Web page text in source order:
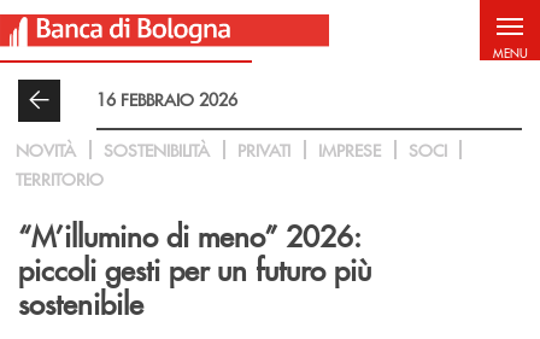
Salta al contenuto principale
MENU
16 FEBBRAIO 2026
NOVITÀ SOSTENIBILITÀ PRIVATI IMPRESE
SOCI
TERRITORIO
“M’illumino di meno” 2026:
piccoli gesti per un futuro più
sostenibile